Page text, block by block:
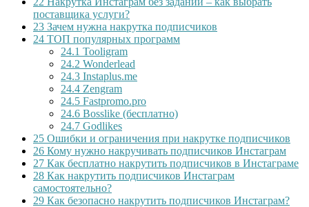
поставщика услуги?
23 Зачем нужна накрутка подписчиков
24 ТОП популярных программ
24.1 Tooligram
24.2 Wonderlead
24.3 Instaplus.me
24.4 Zengram
24.5 Fastpromo.pro
24.6 Bosslike (бесплатно)
24.7 Godlikes
25 Ошибки и ограничения при накрутке подписчиков
26 Кому нужно накручивать подписчиков Инстаграм
27 Как бесплатно накрутить подписчиков в Инстаграме
28 Как накрутить подписчиков Инстаграм
самостоятельно?
29 Как безопасно накрутить подписчиков Инстаграм?